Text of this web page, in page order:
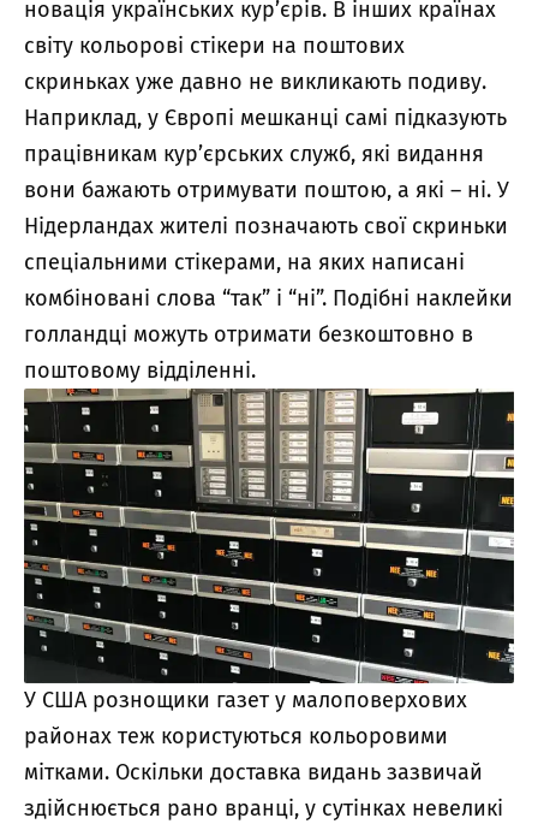
новація українських кур’єрів. В інших країнах
світу кольорові стікери на поштових
скриньках уже давно не викликають подиву.
Наприклад, у Європі мешканці самі підказують
працівникам кур’єрських служб, які видання
вони бажають отримувати поштою, а які – ні. У
Нідерландах жителі позначають свої скриньки
спеціальними стікерами, на яких написані
комбіновані слова “так” і “ні”. Подібні наклейки
голландці можуть отримати безкоштовно в
поштовому відділенні.
У США рознощики газет у малоповерхових
районах теж користуються кольоровими
мітками. Оскільки доставка видань зазвичай
здійснюється рано вранці, у сутінках невеликі